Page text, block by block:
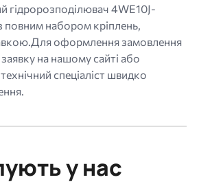
гідророзподілювач 4WE10J-
повним набором кріплень,
оформлення замовлення
на нашому сайті або
спеціаліст швидко
у нас